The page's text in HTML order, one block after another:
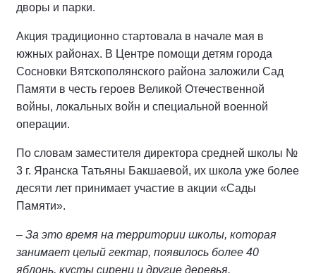
дворы и парки.
Акция традиционно стартовала в начале мая в
южных районах. В Центре помощи детям города
Сосновки Вятскополянского района заложили Сад
Памяти в честь героев Великой Отечественной
войны, локальных войн и специальной военной
операции.
По словам заместителя директора средней школы №
3 г. Яранска Татьяны Бакшаевой, их школа уже более
десяти лет принимает участие в акции «Сады
Памяти».
– За это время на территории школы, которая
занимает целый гектар, появилось более 40
яблонь, кусты сирени и другие деревья.